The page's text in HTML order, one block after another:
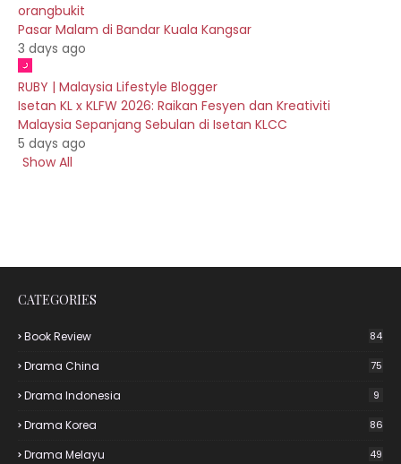
orangbukit
Pasar Malam di Bandar Kuala Kangsar
3 days ago
RUBY | Malaysia Lifestyle Blogger
Isetan KL x KLFW 2026: Raikan Fesyen dan Kreativiti
Malaysia Sepanjang Sebulan di Isetan KLCC
5 days ago
Show All
CATEGORIES
Book Review 84
Drama China 75
Drama Indonesia 9
Drama Korea 86
Drama Melayu 49